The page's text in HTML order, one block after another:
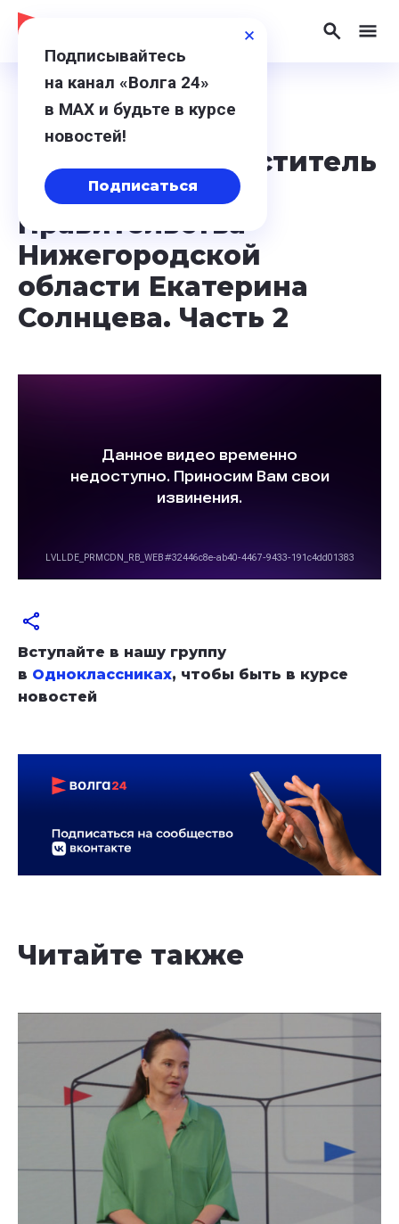
6 июля 2026, 14:09
Интервью: заместитель
председателя
Правительства
Нижегородской
области Екатерина
Солнцева. Часть 2
Вступайте в нашу группу
в Одноклассниках, чтобы быть в курсе
новостей
Читайте также
Подписывайтесь
на канал «Волга 24»
в МАХ и будьте в курсе
новостей!
Подписаться